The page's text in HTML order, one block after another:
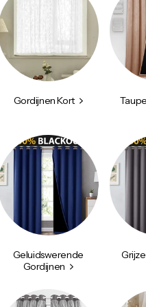
Gordijnen Kort
Geluidswerende
Gordijnen